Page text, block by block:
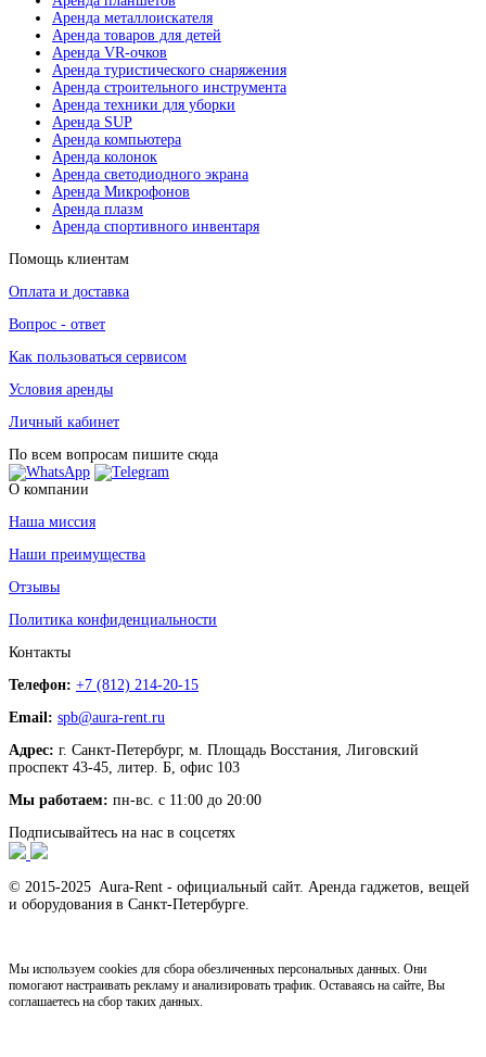
Аренда металлоискателя
Аренда товаров для детей
Аренда VR-очков
Аренда туристического снаряжения
Аренда строительного инструмента
Аренда техники для уборки
Аренда SUP
Аренда компьютера
Аренда колонок
Аренда светодиодного экрана
Аренда Микрофонов
Аренда плазм
Аренда спортивного инвентаря
Помощь клиентам
Оплата и доставка
Вопрос - ответ
Как пользоваться сервисом
Условия аренды
Личный кабинет
По всем вопросам пишите сюда
О компании
Наша миссия
Наши преимущества
Отзывы
Политика конфиденциальности
Контакты
Телефон: +7 (812) 214-20-15
Email: spb@aura-rent.ru
Адрес: г. Санкт-Петербург, м. Площадь Восстания, Лиговский
проспект 43-45, литер. Б, офис 103
Мы работаем: пн-вс. с 11:00 до 20:00
Подписывайтесь на нас в соцсетях
© 2015-2025 Aura-Rent - официальный сайт. Аренда гаджетов, вещей
и оборудования в Санкт-Петербурге.
Мы используем cookies для сбора обезличенных персональных данных. Они
помогают настраивать рекламу и анализировать трафик. Оставаясь на сайте, Вы
соглашаетесь на сбор таких данных.